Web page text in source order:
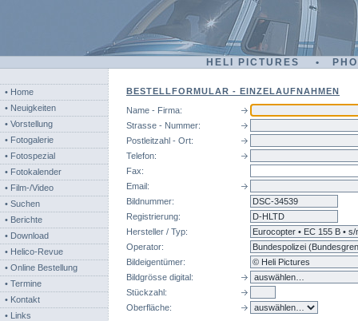
HELI PICTURES •
• Home
• Neuigkeiten
• Vorstellung
• Fotogalerie
• Fotospezial
• Fotokalender
• Film-/Video
• Suchen
• Berichte
• Download
• Helico-Revue
• Online Bestellung
• Termine
• Kontakt
• Links
BESTELLFORMULAR - EINZELAUFNAHMEN
Name - Firma:
Strasse - Nummer:
Postleitzahl - Ort:
Telefon:
Fax:
Email:
Bildnummer:
Registrierung:
Hersteller / Typ:
Operator:
Bildeigentümer:
Bildgrösse digital:
Stückzahl:
Oberfläche: